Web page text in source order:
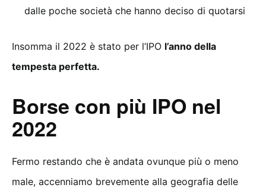
dalle poche società che hanno deciso di quotarsi
Insomma il 2022 è stato per l’IPO l’anno della
tempesta perfetta.
Borse con più IPO nel
2022
Fermo restando che è andata ovunque più o meno
male, accenniamo brevemente alla geografia delle